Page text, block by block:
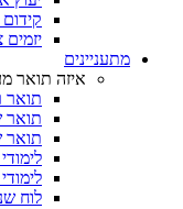
יזמים
מתעניינים
איזה תואר
תואר
תואר
תואר
לוח